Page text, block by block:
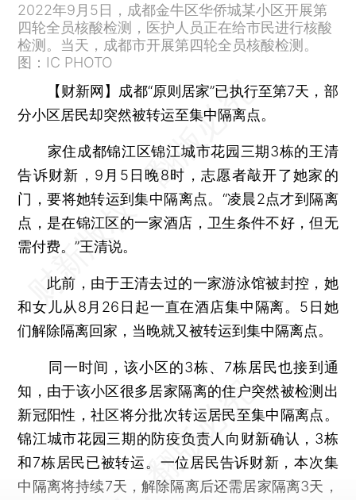
2022年9月5日，成都金牛区华侨城某小区开展第
四轮全员核酸检测，医护人员正在给市民进行核酸
检测。当天，成都市开展第四轮全员核酸检测。
图：IC PHOTO
【财新网】 成都“原则居家”已执行至第7天，部
分小区居民却突然被转运至集中隔离点。
家住成都锦江区锦江城市花园三期3栋的王清
告诉财新，9月5日晚8时，志愿者敲开了她家的
门，要将她转运到集中隔离点。“凌晨2点才到隔离
点，是在锦江区的一家酒店，卫生条件不好，但无
需付费。”王清说。
此前，由于王清去过的一家游泳馆被封控，她
和女儿从8月26日起一直在酒店集中隔离。5日她
们解除隔离回家，当晚就又被转运到集中隔离点。
同一时间，该小区的3栋、7栋居民也接到通
知，由于该小区很多居家隔离的住户突然被检测出
新冠阳性，社区将分批次转运居民至集中隔离点。
锦江城市花园三期的防疫负责人向财新确认，3栋
和7栋居民已被转运。一位居民告诉财新，本次集
中隔离将持续7天，解除隔离后还需居家隔离3天，